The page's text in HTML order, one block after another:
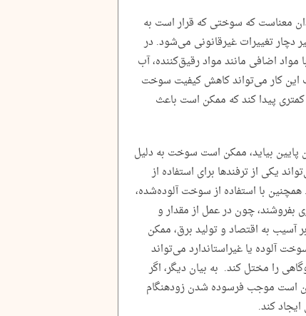
معناست که سوختی که قرار است به
دچار تغییرات غیرقانونی می‌شود. در
اضافی مانند مواد رقیق‌کننده، آب
این کار می‌تواند کاهش کیفیت سوخت
پیدا کند که ممکن است باعث
پایین بیاید، ممکن است سوخت به دلیل
یکی از ترفندها برای استفاده از
با استفاده از سوخت آلوده‌شده،
بفروشند، چون در عمل از مقدار و
به اقتصاد و تولید برق، ممکن
آلوده یا غیراستاندارد می‌تواند
را مختل کند. به بیان دیگر، اگر
است موجب فرسوده شدن زودهنگام